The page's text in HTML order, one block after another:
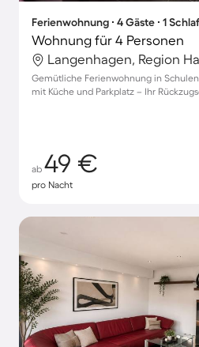
Ferienwohnung ∙ 4 Gäste ∙ 1
Wohnung für 4 Personen
Gemütliche Ferienwohnung in
mit Küche und Parkplatz – Ihr
ab 49 €
pro Nacht